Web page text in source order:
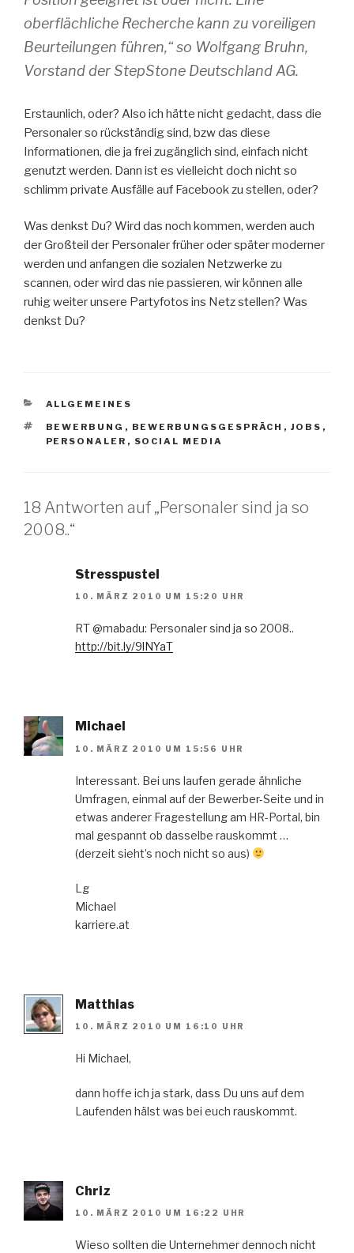
oberflächliche Recherche kann zu voreiligen
Beurteilungen führen,“ so Wolfgang Bruhn,
Vorstand der StepStone Deutschland AG.
Erstaunlich, oder? Also ich hätte nicht gedacht, dass die
Personaler so rückständig sind, bzw das diese
Informationen, die ja frei zugänglich sind, einfach nicht
genutzt werden. Dann ist es vielleicht doch nicht so
schlimm private Ausfälle auf Facebook zu stellen, oder?
Was denkst Du? Wird das noch kommen, werden auch
der Großteil der Personaler früher oder später moderner
werden und anfangen die sozialen Netzwerke zu
scannen, oder wird das nie passieren, wir können alle
ruhig weiter unsere Partyfotos ins Netz stellen? Was
denkst Du?
KATEGORIEN
ALLGEMEINES
SCHLAGWÖRTER
BEWERBUNG , BEWERBUNGSGESPRÄCH , JOBS ,
PERSONALER , SOCIAL MEDIA
18 Antworten auf „Personaler sind ja so
2008..“
Stresspustel
10. MÄRZ 2010 UM 15:20 UHR
RT @mabadu: Personaler sind ja so 2008..
http://bit.ly/9lNYaT
Michael
10. MÄRZ 2010 UM 15:56 UHR
Interessant. Bei uns laufen gerade ähnliche
Umfragen, einmal auf der Bewerber-Seite und in
etwas anderer Fragestellung am HR-Portal, bin
mal gespannt ob dasselbe rauskommt …
(derzeit sieht’s noch nicht so aus)
Lg
Michael
karriere.at
Matthias
10. MÄRZ 2010 UM 16:10 UHR
Hi Michael,
dann hoffe ich ja stark, dass Du uns auf dem
Laufenden hälst was bei euch rauskommt.
Chriz
10. MÄRZ 2010 UM 16:22 UHR
Wieso sollten die Unternehmer dennoch nicht